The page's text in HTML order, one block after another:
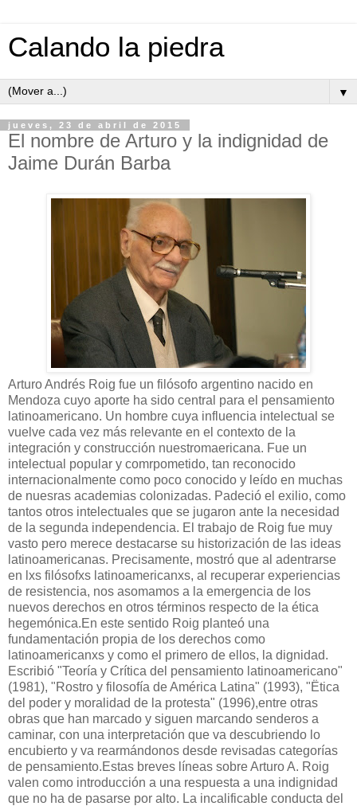
Calando la piedra
▼
jueves, 23 de abril de 2015
El nombre de Arturo y la indignidad de
Jaime Durán Barba
Arturo Andrés Roig fue un filósofo argentino nacido en
Mendoza cuyo aporte ha sido central para el pensamiento
latinoamericano. Un hombre cuya influencia intelectual se
vuelve cada vez más relevante en el contexto de la
integración y construcción nuestromaericana. Fue un
intelectual popular y comrpometido, tan reconocido
internacionalmente como poco conocido y leído en muchas
de nuesras academias colonizadas. Padeció el exilio, como
tantos otros intelectuales que se jugaron ante la necesidad
de la segunda independencia. El trabajo de Roig fue muy
vasto pero merece destacarse su historización de las ideas
latinoamericanas. Precisamente, mostró que al adentrarse
en lxs filósofxs latinoamericanxs, al recuperar experiencias
de resistencia, nos asomamos a la emergencia de los
nuevos derechos en otros términos respecto de la ética
hegemónica.En este sentido Roig planteó una
fundamentación propia de los derechos como
latinoamericanxs y como el primero de ellos, la dignidad.
Escribió "Teoría y Crítica del pensamiento latinoamericano"
(1981), "Rostro y filosofía de América Latina" (1993), "Ëtica
del poder y moralidad de la protesta" (1996),entre otras
obras que han marcado y siguen marcando senderos a
caminar, con una interpretación que va descubriendo lo
encubierto y va rearmándonos desde revisadas categorías
de pensamiento.Estas breves líneas sobre Arturo A. Roig
valen como introducción a una respuesta a una indignidad
que no ha de pasarse por alto. La incalificable conducta del